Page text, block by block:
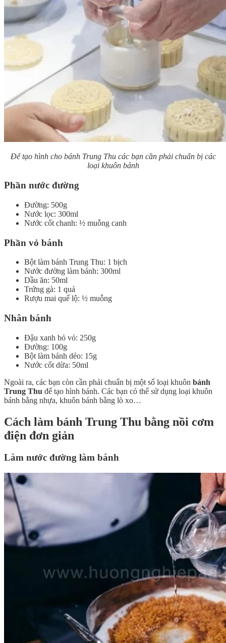
Để tạo hình cho bánh Trung Thu các bạn cần phải chuẩn bị các
loại khuôn bánh
Phần nước đường
Đường: 500g
Nước lọc: 300ml
Nước cốt chanh: ½ muỗng canh
Phần vỏ bánh
Bột làm bánh Trung Thu: 1 bịch
Nước đường làm bánh: 300ml
Dầu ăn: 50ml
Trứng gà: 1 quả
Rượu mai quế lộ: ½ muỗng
Nhân bánh
Đậu xanh bỏ vỏ: 250g
Đường: 100g
Bột làm bánh dẻo: 15g
Nước cốt dừa: 50ml
Ngoài ra, các bạn còn cần phải chuẩn bị một số loại khuôn bánh
Trung Thu để tạo hình bánh. Các bạn có thể sử dụng loại khuôn
bánh bằng nhựa, khuôn bánh bằng lò xo…
Cách làm bánh Trung Thu bằng nồi cơm
điện đơn giản
Làm nước đường làm bánh